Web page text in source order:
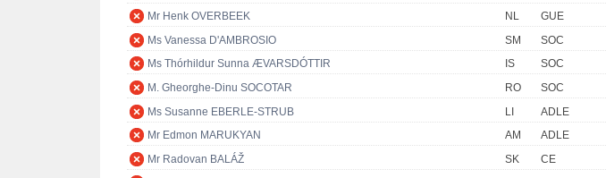
Mr Henk OVERBEEK
NL
GUE
Ms Vanessa D'AMBROSIO
SM
SOC
Ms Thórhildur Sunna ÆVARSDÓTTIR
IS
SOC
M. Gheorghe-Dinu SOCOTAR
RO
SOC
Ms Susanne EBERLE-STRUB
LI
ADLE
Mr Edmon MARUKYAN
AM
ADLE
Mr Radovan BALÁŽ
SK
CE